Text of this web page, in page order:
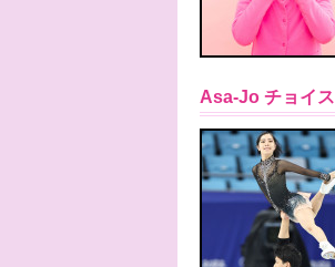
Asa-Jo チョイス